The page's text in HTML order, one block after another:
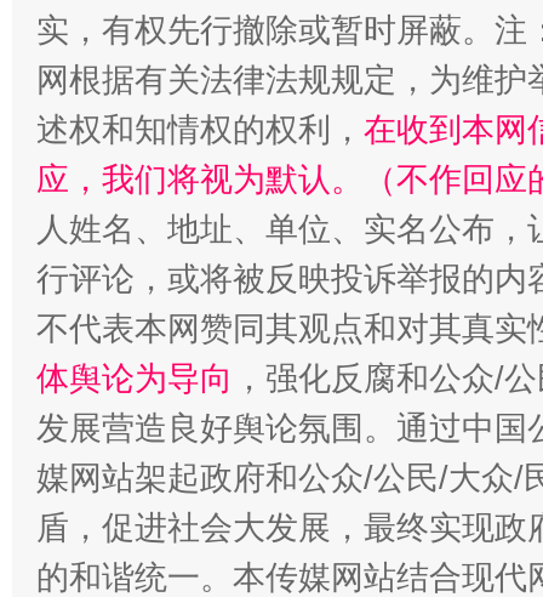
扯下公款旅游的“隐身衣” 如何以
“蜀中异人”王建安的艺术幻境
实，有权先行撤除或暂时屏蔽。
网根据有关法律法规规定，为维
述权和知情权的权利， 在收到本网
应，我们将视为默认。（不作回应
人姓名、地址、单位、实名公布
行评论，或将被反映投诉举报的
不代表本网赞同其观点和对其真实
体舆论为导向 ，强化反腐和公众/
发展营造良好舆论氛围。通过中
媒网站架起政府和公众/公民/大众/
盾，促进社会大发展，最终实现
的和谐统一。本传媒网站结合现